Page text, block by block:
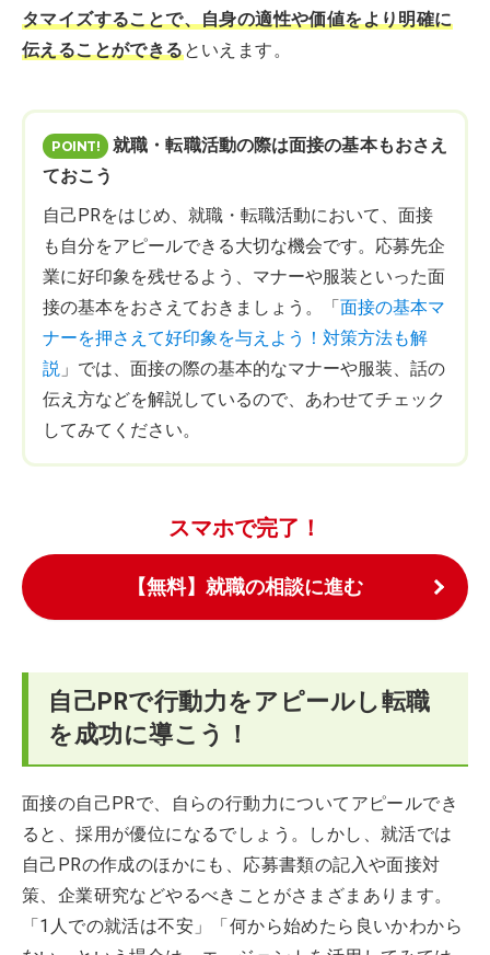
タマイズすることで、自身の適性や価値をより明確に
伝えることができるといえます。
就職・転職活動の際は面接の基本もおさえ
ておこう
自己PRをはじめ、就職・転職活動において、面接
も自分をアピールできる大切な機会です。応募先企
業に好印象を残せるよう、マナーや服装といった面
接の基本をおさえておきましょう。「面接の基本マ
ナーを押さえて好印象を与えよう！対策方法も解
説 」では、面接の際の基本的なマナーや服装、話の
伝え方などを解説しているので、あわせてチェック
してみてください。
スマホで完了！
【無料】就職の相談に進む
自己PRで行動力をアピールし転職
を成功に導こう！
面接の自己PRで、自らの行動力についてアピールでき
ると、採用が優位になるでしょう。しかし、就活では
自己PRの作成のほかにも、応募書類の記入や面接対
策、企業研究などやるべきことがさまざまあります。
「1人での就活は不安」「何から始めたら良いかわから